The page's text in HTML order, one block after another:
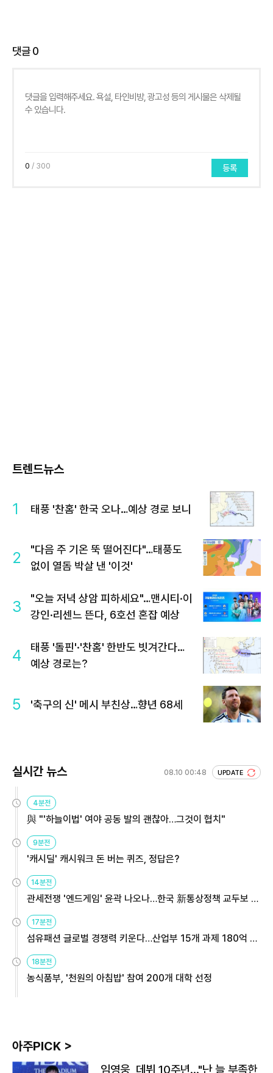
댓글0
0 / 300 등록
트렌드뉴스
1 태풍 '찬홈' 한국 오나…예상 경로 보니
2
"다음 주 기온 뚝 떨어진다"…태풍도
없이 열돔 박살 낸 '이것'
3
"오늘 저녁 상암 피하세요"…맨시티·이
강인·리센느 뜬다, 6호선 혼잡 예상
4
태풍 '돌핀'·'찬홈' 한반도 빗겨간다…
예상 경로는?
5 '축구의 신' 메시 부친상…향년 68세
실시간 뉴스 08.10 00:48 UPDATE
4분전
與 "'하늘이법' 여야 공동 발의 괜찮아…그것이 협치"
9분전
'캐시딜' 캐시워크 돈 버는 퀴즈, 정답은?
14분전
관세전쟁 '엔드게임' 윤곽 나오나…한국 新통상정책 교두보 활
용해야
17분전
섬유패션 글로벌 경쟁력 키운다…산업부 15개 과제 180억 지
원
18분전
농식품부, '천원의 아침밥' 참여 200개 대학 선정
아주PICK >
임영웅, 데뷔 10주년…"난 늘 부족한